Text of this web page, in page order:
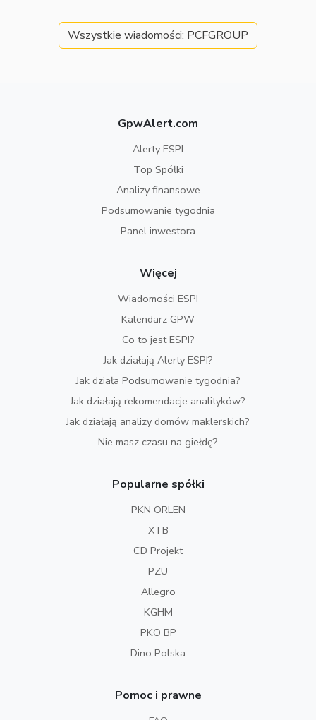
Wszystkie wiadomości: PCFGROUP
GpwAlert.com
Alerty ESPI
Top Spółki
Analizy finansowe
Podsumowanie tygodnia
Panel inwestora
Więcej
Wiadomości ESPI
Kalendarz GPW
Co to jest ESPI?
Jak działają Alerty ESPI?
Jak działa Podsumowanie tygodnia?
Jak działają rekomendacje analityków?
Jak działają analizy domów maklerskich?
Nie masz czasu na giełdę?
Popularne spółki
PKN ORLEN
XTB
CD Projekt
PZU
Allegro
KGHM
PKO BP
Dino Polska
Pomoc i prawne